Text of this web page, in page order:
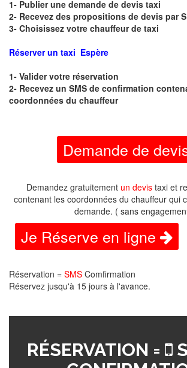
1- Publier une demande de devis taxi
2- Recevez des propositions de devis par
3- Choisissez votre chauffeur de taxi
Réserver un taxi Espère
1- Valider votre réservation
2- Recevez un SMS de confirmation
coordonnées du chauffeur
Demande de
Demandez gratuitement un devis taxi et
contenant les coordonnées du chauffeur qui
demande. ( sans
Je Réserve en ligne
Réservation = SMS Comfirmation
Réservez jusqu'à 15 jours à l'avance.
RÉSERVATION =